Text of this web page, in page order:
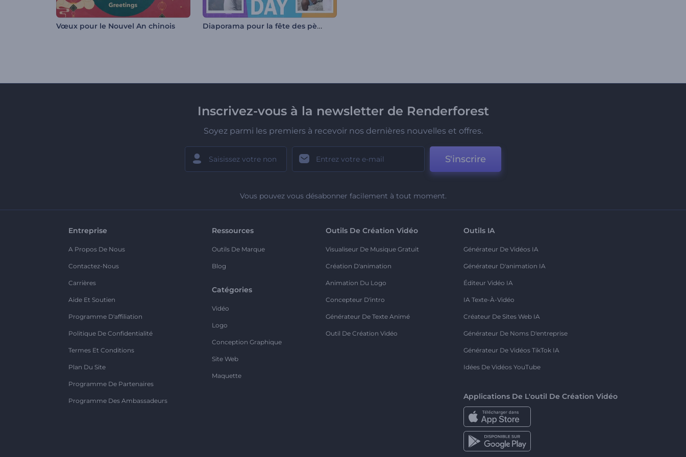
Vœux pour le Nouvel An chinois Diaporama pour la fête des pères
Inscrivez-vous à la newsletter de Renderforest
Soyez parmi les premiers à recevoir nos dernières nouvelles et offres.
S'inscrire
Vous pouvez vous désabonner facilement à tout moment.
Entreprise
A Propos De Nous
Contactez-Nous
Carrières
Aide Et Soutien
Programme D'affiliation
Politique De Confidentialité
Termes Et Conditions
Plan Du Site
Programme De Partenaires
Programme Des Ambassadeurs
Ressources
Outils De Marque
Blog
Catégories
Vidéo
Logo
Conception Graphique
Site Web
Maquette
Outils De Création Vidéo
Visualiseur De Musique Gratuit
Création D'animation
Animation Du Logo
Concepteur D'intro
Générateur De Texte Animé
Outil De Création Vidéo
Outils IA
Générateur De Vidéos IA
Générateur D'animation IA
Éditeur Vidéo IA
IA Texte-À-Vidéo
Créateur De Sites Web IA
Générateur De Noms D'entreprise
Générateur De Vidéos TikTok IA
Idées De Vidéos YouTube
Applications De L'outil De Création Vidéo